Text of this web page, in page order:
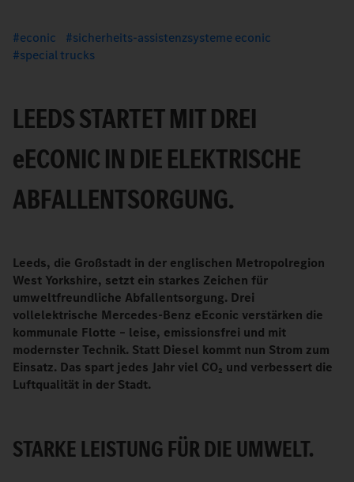
econic
sicherheits-assistenzsysteme econic
special trucks
LEEDS STARTET MIT DREI
eECONIC IN DIE ELEKTRISCHE
ABFALLENTSORGUNG.
Leeds, die Großstadt in der englischen Metropolregion
West Yorkshire, setzt ein starkes Zeichen für
umweltfreundliche Abfallentsorgung. Drei
vollelektrische Mercedes-Benz eEconic verstärken die
kommunale Flotte – leise, emissionsfrei und mit
modernster Technik. Statt Diesel kommt nun Strom zum
Einsatz. Das spart jedes Jahr viel CO₂ und verbessert die
Luftqualität in der Stadt.
STARKE LEISTUNG FÜR DIE UMWELT.